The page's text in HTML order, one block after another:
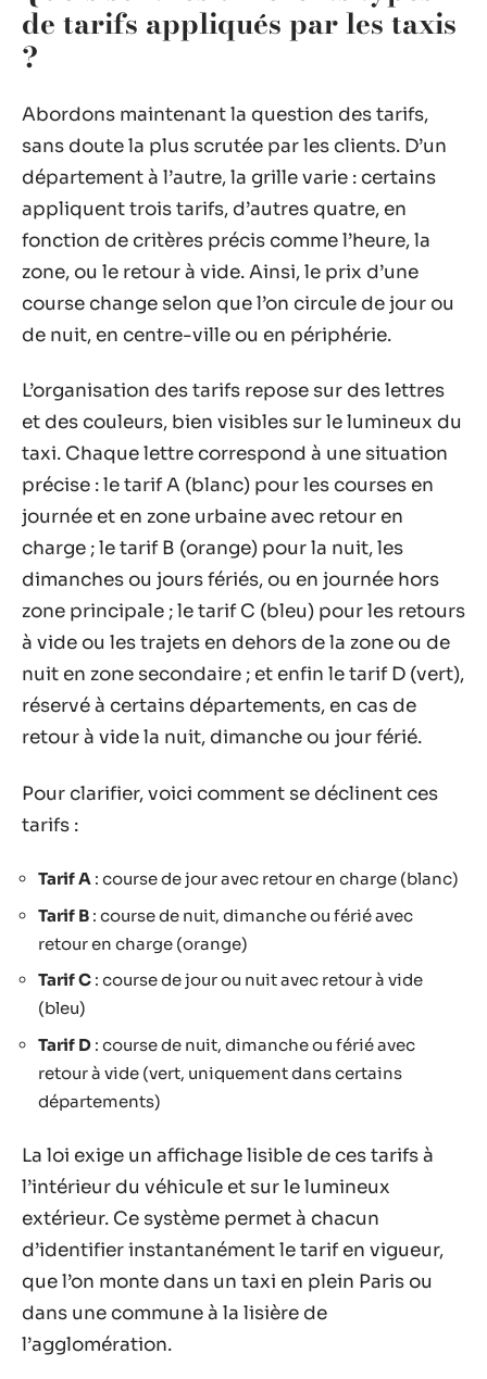
de tarifs appliqués par les taxis
?
Abordons maintenant la question des tarifs,
sans doute la plus scrutée par les clients. D’un
département à l’autre, la grille varie : certains
appliquent trois tarifs, d’autres quatre, en
fonction de critères précis comme l’heure, la
zone, ou le retour à vide. Ainsi, le prix d’une
course change selon que l’on circule de jour ou
de nuit, en centre-ville ou en périphérie.
L’organisation des tarifs repose sur des lettres
et des couleurs, bien visibles sur le lumineux du
taxi. Chaque lettre correspond à une situation
précise : le tarif A (blanc) pour les courses en
journée et en zone urbaine avec retour en
charge ; le tarif B (orange) pour la nuit, les
dimanches ou jours fériés, ou en journée hors
zone principale ; le tarif C (bleu) pour les retours
à vide ou les trajets en dehors de la zone ou de
nuit en zone secondaire ; et enfin le tarif D (vert),
réservé à certains départements, en cas de
retour à vide la nuit, dimanche ou jour férié.
Pour clarifier, voici comment se déclinent ces
tarifs :
Tarif A : course de jour avec retour en charge (blanc)
Tarif B : course de nuit, dimanche ou férié avec
retour en charge (orange)
Tarif C : course de jour ou nuit avec retour à vide
(bleu)
Tarif D : course de nuit, dimanche ou férié avec
retour à vide (vert, uniquement dans certains
départements)
La loi exige un affichage lisible de ces tarifs à
l’intérieur du véhicule et sur le lumineux
extérieur. Ce système permet à chacun
d’identifier instantanément le tarif en vigueur,
que l’on monte dans un taxi en plein Paris ou
dans une commune à la lisière de
l’agglomération.